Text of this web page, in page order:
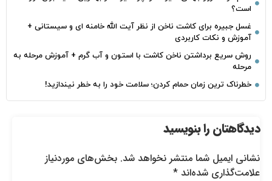
است؟
غسل جبیره برای کاشت ناخن از نظر آیت الله خامنه ای و سیستانی +
آموزش و نکات کاربردی
روش سریع برداشتن ناخن کاشت با استون و آب گرم + آموزش مرحله به
مرحله
خطرناک‌ ترین زمان‌ حمام کردن؛ سلامت خود را به خطر نیندازید!
دیدگاهتان را بنویسید
نشانی ایمیل شما منتشر نخواهد شد. بخش‌های موردنیاز
علامت‌گذاری شده‌اند*